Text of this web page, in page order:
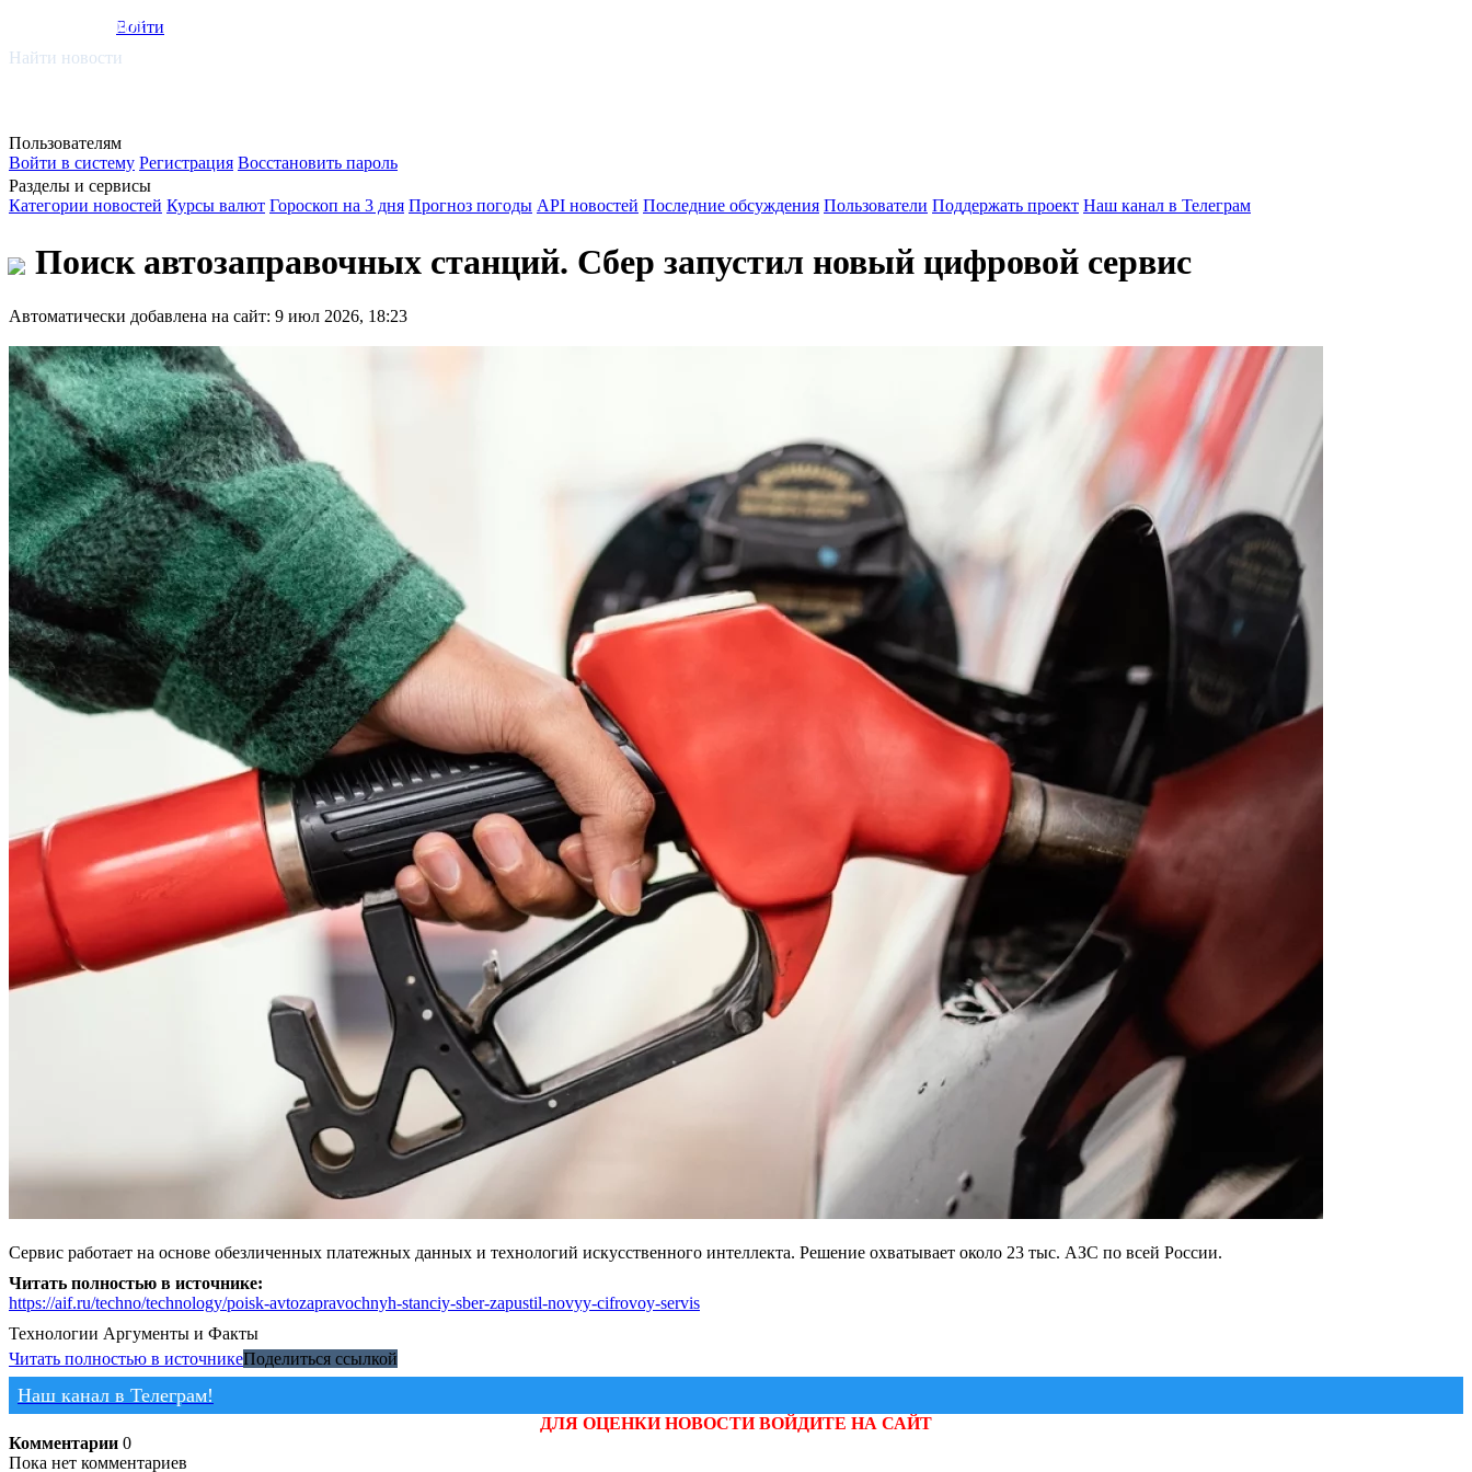
smi.mobi
Войти
Найти новости
Пользователям
Войти в систему Регистрация Восстановить пароль
Разделы и сервисы
Категории новостей Курсы валют Гороскоп на 3 дня Прогноз погоды API новостей Последние обсуждения Пользователи Поддержать проект Наш канал в Телеграм
Поиск автозаправочных станций. Сбер запустил новый цифровой сервис
Автоматически добавлена на сайт: 9 июл 2026, 18:23
Сервис работает на основе обезличенных платежных данных и технологий искусственного интеллекта. Решение охватывает около 23 тыс. АЗС по всей России.
Читать полностью в источнике:
https://aif.ru/techno/technology/poisk-avtozapravochnyh-stanciy-sber-zapustil-novyy-cifrovoy-servis
Технологии Аргументы и Факты
Читать полностью в источникеПоделиться ссылкой
Наш канал в Телеграм!
ДЛЯ ОЦЕНКИ НОВОСТИ ВОЙДИТЕ НА САЙТ
Комментарии 0
Пока нет комментариев